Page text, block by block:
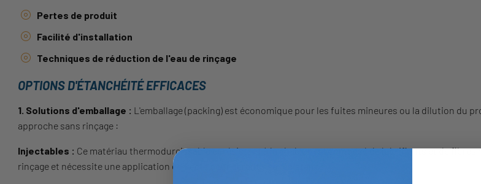
Pertes de produit
Facilité d'installation
Techniques de réduction de l'eau de rinçage
OPTIONS D'ÉTANCHÉITÉ EFFICACES
1. Solutions d'emballage : L'emballage (packing) est économique pour les fuites mineures ou la dilution du
approche sans rinçage :
Injectables : Ce matériau thermodurcissable et résistant à la chaleur est composé de lubrifiants et de
rinçage et nécessite une application correcte pour garantir sa résistance.